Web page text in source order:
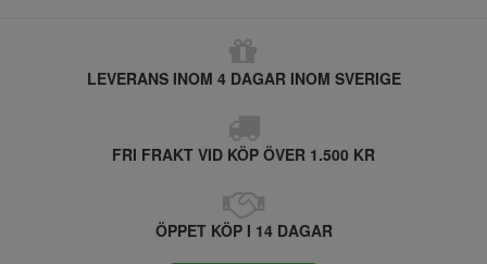
LEVERANS INOM 4 DAGAR INOM SVERIGE
FRI FRAKT VID KÖP ÖVER 1.500 KR
ÖPPET KÖP I 14 DAGAR